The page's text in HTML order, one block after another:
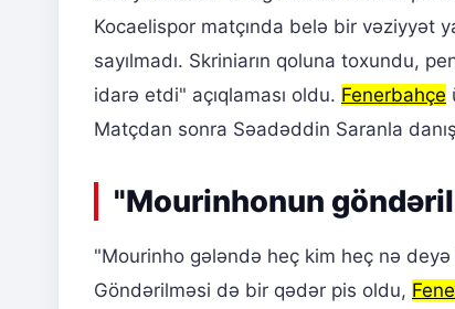
Kocaelispor matçında belə bir vəziyyət
sayılmadı. Skriniarın qoluna toxundu,
idarə etdi" açıqlaması oldu. Fenerbahçe
Matçdan sonra Səadəddin Saranla
"Mourinhonun
"Mourinho gələndə heç kim heç nə
Göndərilməsi də bir qədər pis oldu,